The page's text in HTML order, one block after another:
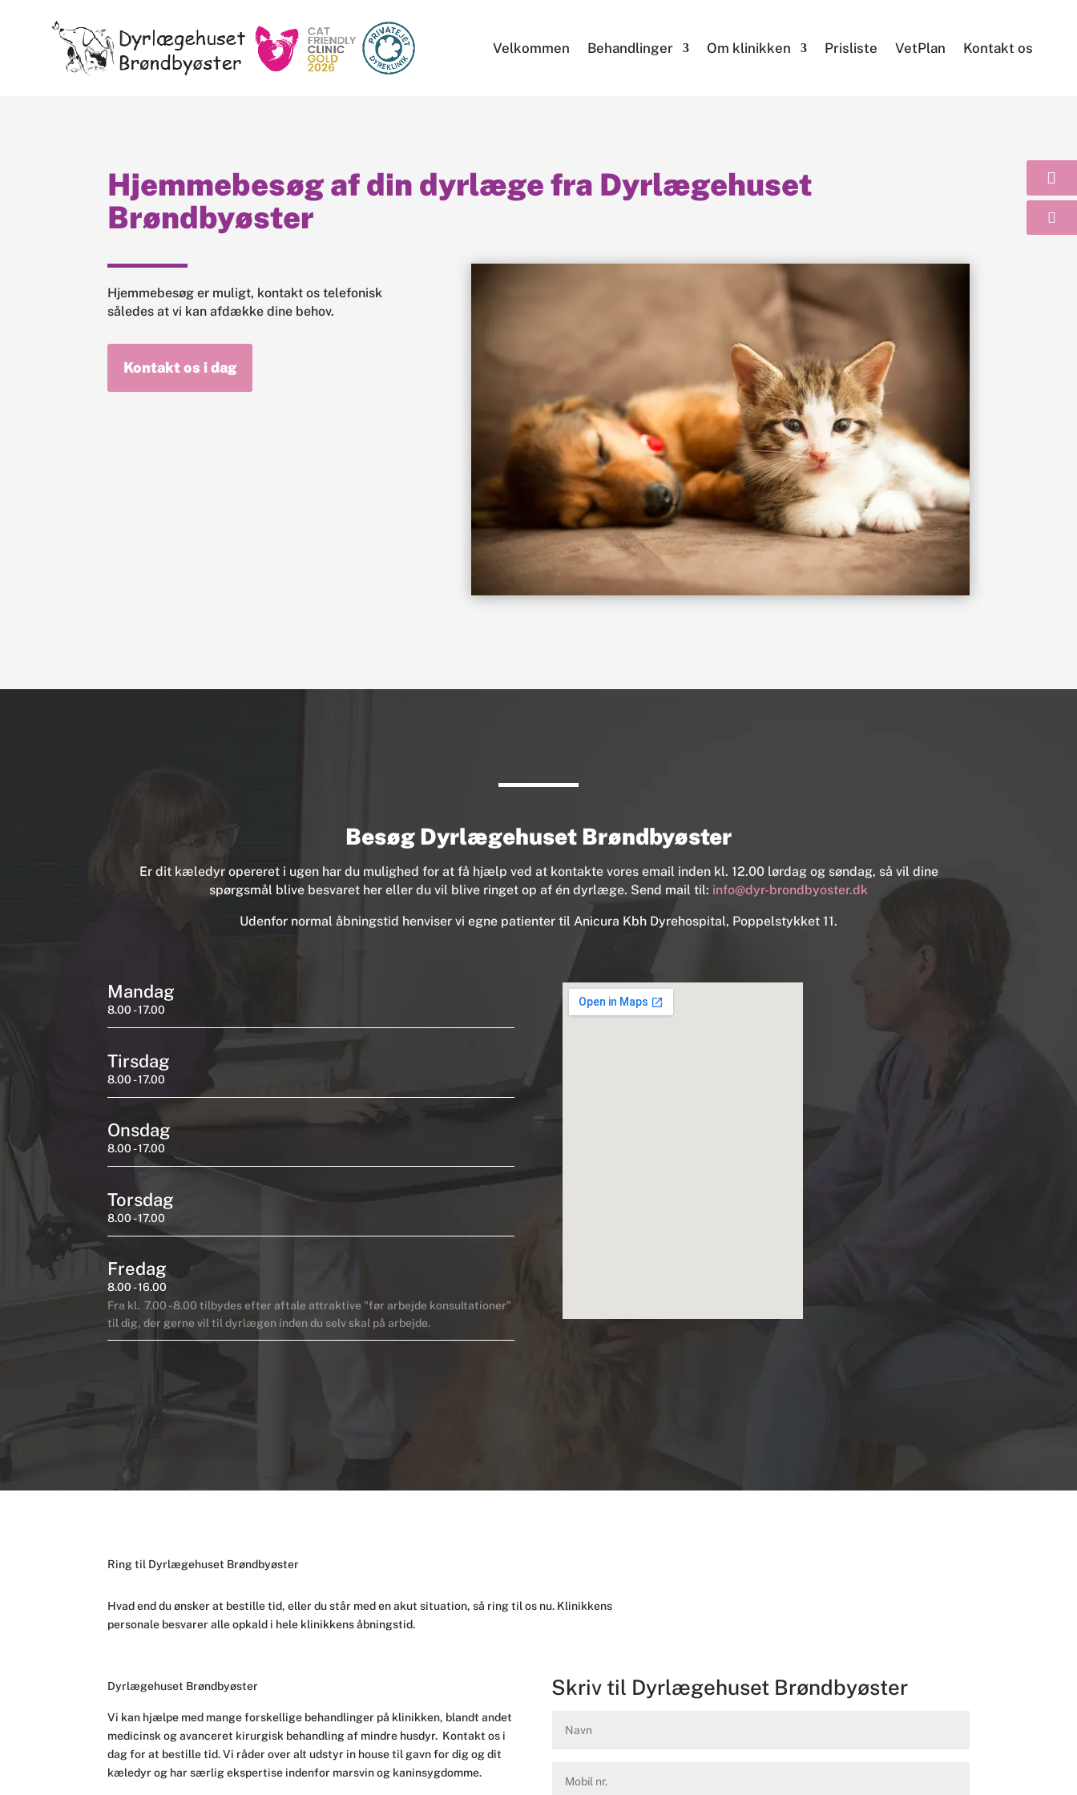
Velkommen Behandlinger Om klinikken Prisliste VetPlan Kontakt os


Hjemmebesøg af din dyrlæge fra Dyrlægehuset
Brøndbyøster
Hjemmebesøg er muligt, kontakt os telefonisk
således at vi kan afdække dine behov.
Kontakt os i dag
Besøg Dyrlægehuset Brøndbyøster
Er dit kæledyr opereret i ugen har du mulighed for at få hjælp ved at kontakte vores email inden kl. 12.00 lørdag og søndag, så vil dine
spørgsmål blive besvaret her eller du vil blive ringet op af én dyrlæge. Send mail til: info@dyr-brondbyoster.dk
Udenfor normal åbningstid henviser vi egne patienter til Anicura Kbh Dyrehospital, Poppelstykket 11.
Mandag
8.00 - 17.00
Tirsdag
8.00 - 17.00
Onsdag
8.00 - 17.00
Torsdag
8.00 - 17.00
Fredag
8.00 - 16.00
Fra kl. 7.00 - 8.00 tilbydes efter aftale attraktive "før arbejde konsultationer"
til dig, der gerne vil til dyrlægen inden du selv skal på arbejde.
Ring til Dyrlægehuset Brøndbyøster
Hvad end du ønsker at bestille tid, eller du står med en akut situation, så ring til os nu. Klinikkens
personale besvarer alle opkald i hele klinikkens åbningstid.
Dyrlægehuset Brøndbyøster
​Vi kan hjælpe med mange forskellige behandlinger på klinikken, blandt andet
medicinsk og avanceret kirurgisk behandling af mindre husdyr. Kontakt os i
dag for at bestille tid. Vi råder over alt udstyr in house til gavn for dig og dit
kæledyr og har særlig ekspertise indenfor marsvin og kaninsygdomme.
Skriv til Dyrlægehuset Brøndbyøster